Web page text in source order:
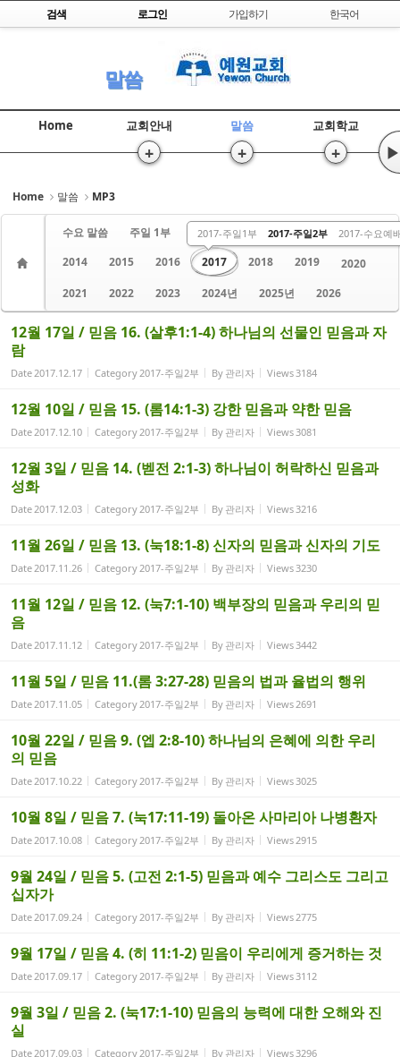
Skip to content
검색 로그인 가입하기 한국어
말씀
Home 교회안내
+
말씀
+
교회학교
+ ▶
Home 말씀 MP3
수요 말씀 주일 1부 주일 2부 금요 말씀
2013
2014
2015 2016 2017
2017-주일1부 2017-주일2부 2017-수요예
2018 2019
2020
2021
2022 2023 2024년 2025년 2026
12월 17일 / 믿음 16. (살후1:1-4) 하나님의 선물인 믿음과 자
람
Date2017.12.17 Category2017-주일2부 By 관리자 Views3184
12월 10일 / 믿음 15. (롬14:1-3) 강한 믿음과 약한 믿음
Date2017.12.10 Category2017-주일2부 By 관리자 Views3081
12월 3일 / 믿음 14. (벧전 2:1-3) 하나님이 허락하신 믿음과
성화
Date2017.12.03 Category2017-주일2부 By 관리자 Views3216
11월 26일 / 믿음 13. (눅18:1-8) 신자의 믿음과 신자의 기도
Date2017.11.26 Category2017-주일2부 By 관리자 Views3230
11월 12일 / 믿음 12. (눅7:1-10) 백부장의 믿음과 우리의 믿
음
Date2017.11.12 Category2017-주일2부 By 관리자 Views3442
11월 5일 / 믿음 11.(롬 3:27-28) 믿음의 법과 율법의 행위
Date2017.11.05 Category2017-주일2부 By 관리자 Views2691
10월 22일 / 믿음 9. (엡 2:8-10) 하나님의 은혜에 의한 우리
의 믿음
Date2017.10.22 Category2017-주일2부 By 관리자 Views3025
10월 8일 / 믿음 7. (눅17:11-19) 돌아온 사마리아 나병환자
Date2017.10.08 Category2017-주일2부 By 관리자 Views2915
9월 24일 / 믿음 5. (고전 2:1-5) 믿음과 예수 그리스도 그리고
십자가
Date2017.09.24 Category2017-주일2부 By 관리자 Views2775
9월 17일 / 믿음 4. (히 11:1-2) 믿음이 우리에게 증거하는 것
Date2017.09.17 Category2017-주일2부 By 관리자 Views3112
9월 3일 / 믿음 2. (눅17:1-10) 믿음의 능력에 대한 오해와 진
실
Date2017.09.03 Category2017-주일2부 By 관리자 Views3296
Sketchbook5, 스케치북5
Sketchbook5, 스케치북5